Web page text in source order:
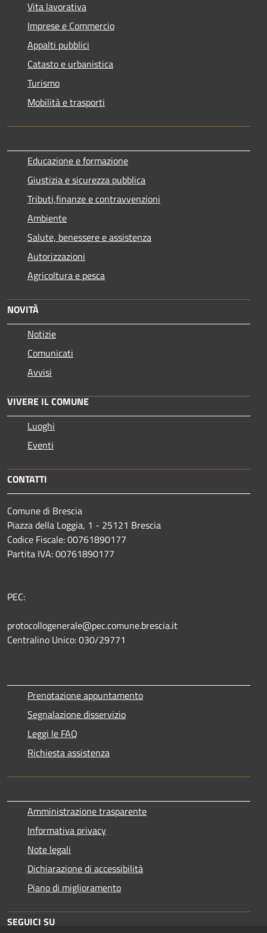
Vita lavorativa
Imprese e Commercio
Appalti pubblici
Catasto e urbanistica
Turismo
Mobilità e trasporti
Educazione e formazione
Giustizia e sicurezza pubblica
Tributi,finanze e contravvenzioni
Ambiente
Salute, benessere e assistenza
Autorizzazioni
Agricoltura e pesca
NOVITÀ
Notizie
Comunicati
Avvisi
VIVERE IL COMUNE
Luoghi
Eventi
CONTATTI
Comune di Brescia
Piazza della Loggia, 1 - 25121 Brescia
Codice Fiscale: 00761890177
Partita IVA: 00761890177
PEC:
protocollogenerale@pec.comune.brescia.it
Centralino Unico: 030/29771
Prenotazione appuntamento
Segnalazione disservizio
Leggi le FAQ
Richiesta assistenza
Amministrazione trasparente
Informativa privacy
Note legali
Dichiarazione di accessibilità
Piano di miglioramento
SEGUICI SU